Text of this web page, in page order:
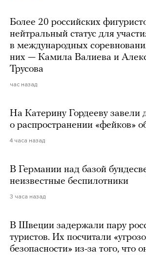
Более 20 российских
нейтральный статус для
в международных
них — Камила Валиева и
Трусова
час назад
На Катерину Гордееву завели
о распространении «фейков»
4 часа назад
В Германии над базой
неизвестные беспилотники
3 часа назад
В Швеции задержали пару
туристов. Их посчитали
безопасности» из-за того, что